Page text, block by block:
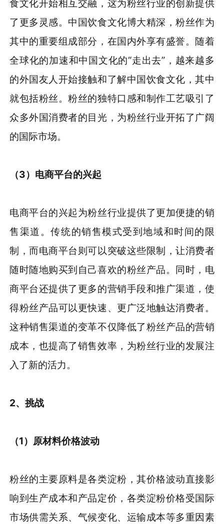
食文化开始相互交融，这为粉丝行业的创新提供
了更多灵感。中国饮食文化博大精深，粉丝作为
其中的重要组成部分，在国内外享有盛誉。随着
全球化的加速和中国文化的“走出去”，越来越多
的外国友人开始接触和了解中国饮食文化，其中
就包括粉丝。粉丝的独特口感和制作工艺吸引了
众多外国消费者的目光，为粉丝行业开拓了广阔
的国际市场。
（3）电商平台的兴起
电商平台的兴起为粉丝行业提供了更加便捷的销
售渠道。传统的销售模式受到地域和时间的限
制，而电商平台则可以突破这些限制，让消费者
随时随地购买到自己喜欢的粉丝产品。同时，电
商平台还提供了更多的营销手段和推广渠道，使
得粉丝产品可以更快速、更广泛地触达消费者。
这种销售渠道的变革不仅降低了粉丝产品的营销
成本，也提高了销售效率，为粉丝行业的发展注
入了新的活力。
2、挑战
（1）原材料价格波动
粉丝的主要原料是各类淀粉，其价格波动直接影
响到生产成本和产品定价，各类淀粉价格受国际
市场供需关系、气候变化、运输成本等多重因素